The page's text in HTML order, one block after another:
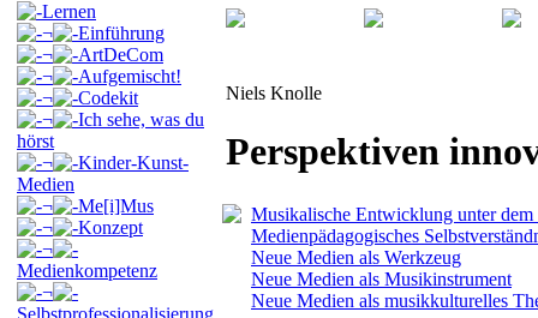
Lernen
¬
Einführung
¬
ArtDeCom
¬
Aufgemischt!
¬
Codekit
¬
Ich sehe, was du
hörst
¬
Kinder-Kunst-
Medien
¬
Me[i]Mus
¬
Konzept
¬
Medienkompetenz
¬
Selbstprofessionalisierung
Niels Knolle
Perspektiven
Musikalische Entwicklung unter
Medienpädagogisches
Neue Medien als Werkzeug
Neue Medien als Musikinstrument
Neue Medien als musikkulturelles